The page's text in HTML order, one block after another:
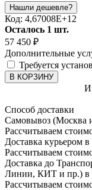
Код: 4,67008E+12
Осталось 1 шт.
57 450 ₽
Дополнительные
Требуется
В КОРЗИНУ
Способ доставки
Самовывоз
Рассчитываем
Доставка
Рассчитываем
Доставка до
Линии, КИТ и пр.) в
Рассчитываем